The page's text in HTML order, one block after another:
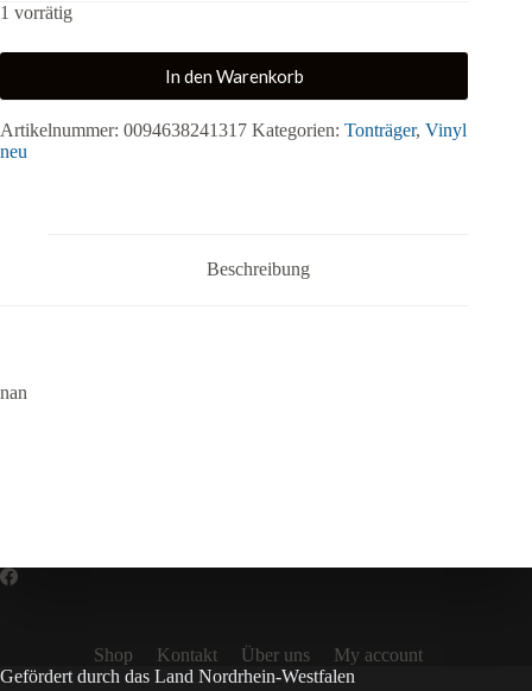
1 vorrätig
In den Warenkorb
Artikelnummer: 0094638241317 Kategorien: Tonträger, Vinyl
neu
Beschreibung
nan
Shop Kontakt Über uns
My account
Gefördert durch das Land Nordrhein-Westfalen